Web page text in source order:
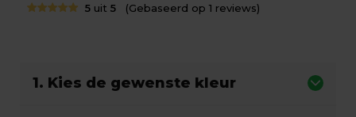
5 uit5 (Gebaseerd op 1 reviews)
1. Kies de gewenste kleur